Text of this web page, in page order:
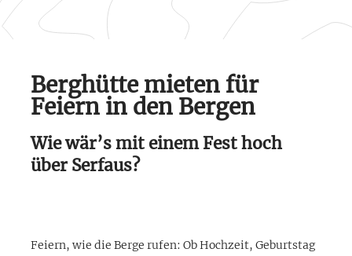
Berghütte mieten für
Feiern in den Bergen
Wie wär’s mit einem Fest hoch
über Serfaus?
Feiern, wie die Berge rufen: Ob Hochzeit, Geburtstag